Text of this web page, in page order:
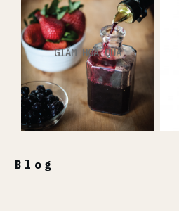
GIẤM HOA QUẢ
Blog